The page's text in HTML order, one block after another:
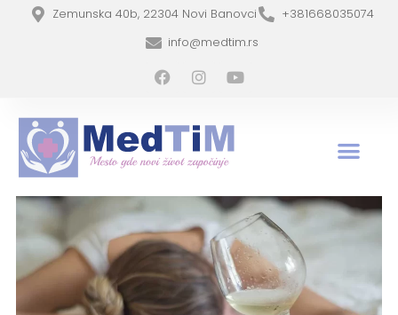
Zemunska 40b, 22304 Novi Banovci
+381668035074
info@medtim.rs